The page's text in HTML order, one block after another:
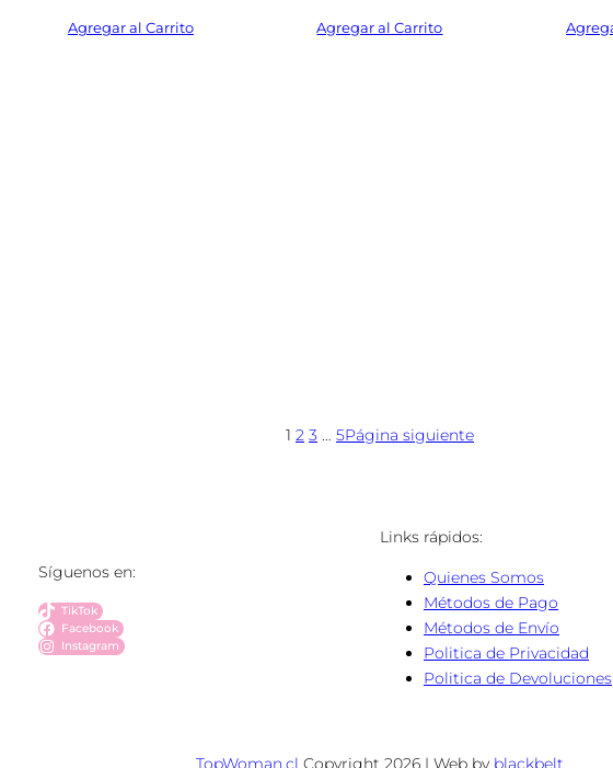
1 2 3 … 5Página siguiente
Síguenos en:
TikTok
Facebook
Instagram
Links rápidos:
Quienes Somos
Métodos de Pago
Métodos de Envío
Politica de Privacidad
Politica de Devoluciones
TopWoman.cl Copyright 2026 | Web by blackbelt